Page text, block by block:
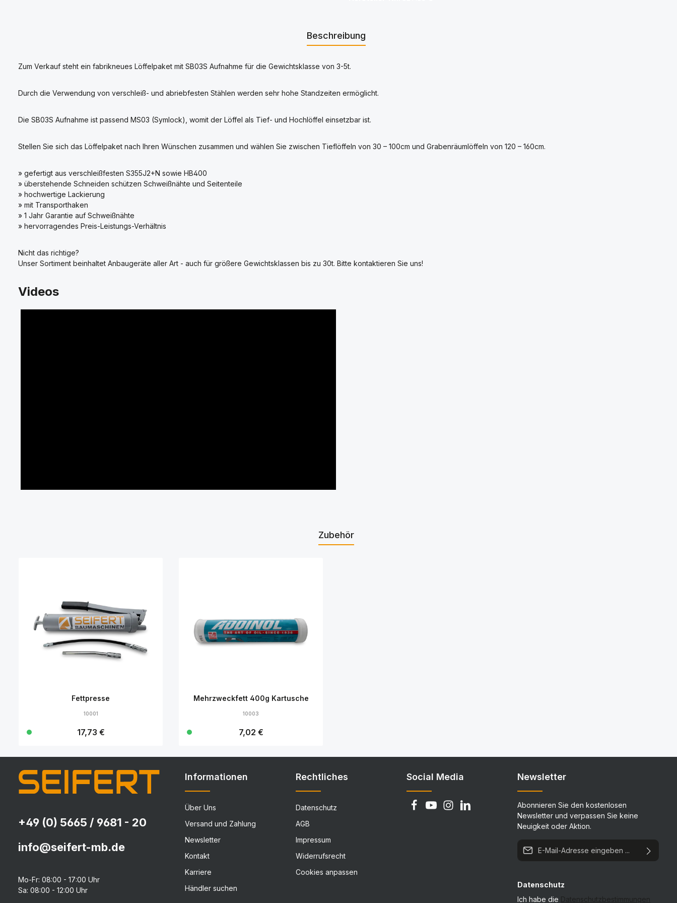
Beschreibung
Zum Verkauf steht ein fabrikneues Löffelpaket mit SB03S Aufnahme für die Gewichtsklasse von 3-5t.
Durch die Verwendung von verschleiß- und abriebfesten Stählen werden sehr hohe Standzeiten ermöglicht.
Die SB03S Aufnahme ist passend MS03 (Symlock), womit der Löffel als Tief- und Hochlöffel einsetzbar ist.
Stellen Sie sich das Löffelpaket nach Ihren Wünschen zusammen und wählen Sie zwischen Tieflöffeln von 30 – 100cm und Grabenräumlöffeln von 120 – 160cm.
» gefertigt aus verschleißfesten S355J2+N sowie HB400
» überstehende Schneiden schützen Schweißnähte und Seitenteile
» hochwertige Lackierung
» mit Transporthaken
» 1 Jahr Garantie auf Schweißnähte
» hervorragendes Preis-Leistungs-Verhältnis
Nicht das richtige?
Unser Sortiment beinhaltet Anbaugeräte aller Art - auch für größere Gewichtsklassen bis zu 30t. Bitte kontaktieren Sie uns!
Videos
Zubehör
Fettpresse
10001
Regulärer Preis:
17,73 €
Mehrzweckfett 400g Kartusche
10003
Regulärer Preis:
7,02 €
+49 (0) 5665 / 9681 - 20
info@seifert-mb.de
Mo-Fr: 08:00 - 17:00 Uhr
Sa: 08:00 - 12:00 Uhr
Informationen
Über Uns
Versand und Zahlung
Newsletter
Kontakt
Karriere
Händler suchen
Rechtliches
Datenschutz
AGB
Impressum
Widerrufsrecht
Cookies anpassen
Social Media Newsletter
Abonnieren Sie den kostenlosen
Newsletter und verpassen Sie keine
Neuigkeit oder Aktion.
E-Mail-Adresse*
Datenschutz
Ich habe die Datenschutzbestimmungen